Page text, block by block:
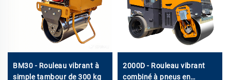
BM30 - Rouleau vibrant à
simple tambour de 300 kg
2000D - Rouleau vibrant
combiné à pneus en